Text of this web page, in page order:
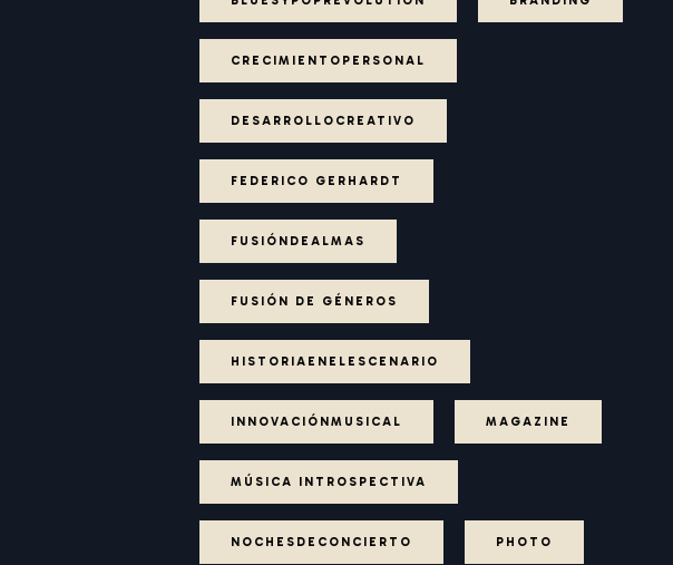
CRECIMIENTOPERSONAL
DESARROLLOCREATIVO
FEDERICO GERHARDT
FUSIÓNDEALMAS
FUSIÓN DE GÉNEROS
HISTORIAENELESCENARIO
INNOVACIÓNMUSICAL MAGAZINE
MÚSICA INTROSPECTIVA
NOCHESDECONCIERTO PHOTO